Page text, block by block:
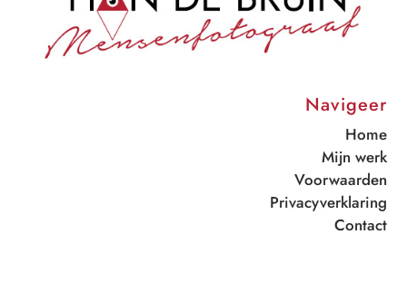
Navigeer
Home
Mijn werk
Voorwaarden
Privacyverklaring
Contact